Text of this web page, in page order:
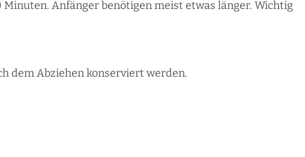
Anfänger benötigen meist etwas länger. Wichtig
dem Abziehen konserviert werden.